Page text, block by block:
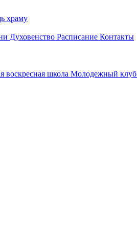
храму
Духовенство Расписание Контакты
воскресная школа Молодежный клуб